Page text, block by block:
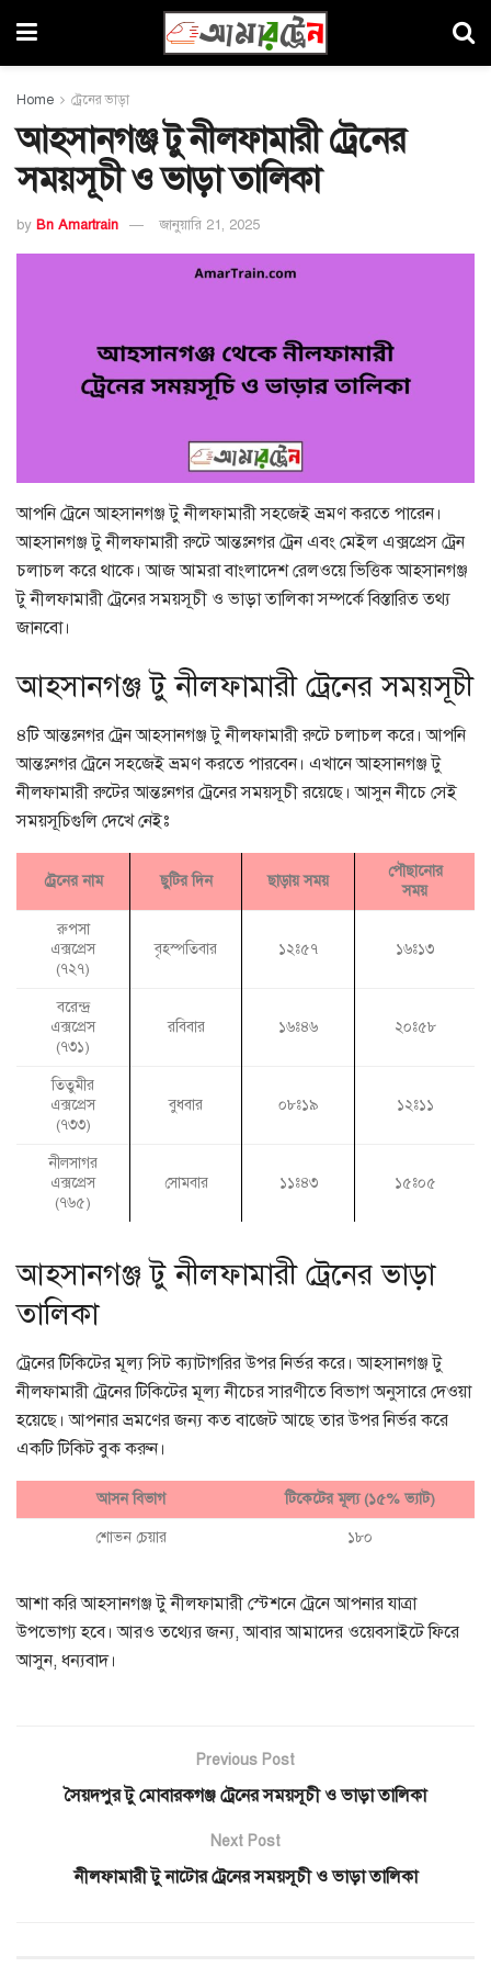
Home ট্রেনের ভাড়া
আহসানগঞ্জ টু নীলফামারী ট্রেনের
সময়সূচী ও ভাড়া তালিকা
by Bn Amartrain জানুয়ারি 21, 2025
আপনি ট্রেনে আহসানগঞ্জ টু নীলফামারী সহজেই ভ্রমণ করতে পারেন।
আহসানগঞ্জ টু নীলফামারী রুটে আন্তঃনগর ট্রেন এবং মেইল এক্সপ্রেস ট্রেন
চলাচল করে থাকে। আজ আমরা বাংলাদেশ রেলওয়ে ভিত্তিক আহসানগঞ্জ
টু নীলফামারী ট্রেনের সময়সূচী ও ভাড়া তালিকা সম্পর্কে বিস্তারিত তথ্য
জানবো।
আহসানগঞ্জ টু নীলফামারী ট্রেনের সময়সূচী
৪টি আন্তঃনগর ট্রেন আহসানগঞ্জ টু নীলফামারী রুটে চলাচল করে। আপনি
আন্তঃনগর ট্রেনে সহজেই ভ্রমণ করতে পারবেন। এখানে আহসানগঞ্জ টু
নীলফামারী রুটের আন্তঃনগর ট্রেনের সময়সূচী রয়েছে। আসুন নীচে সেই
সময়সূচিগুলি দেখে নেইঃ
ট্রেনের নাম ছুটির দিন ছাড়ায় সময়
পৌছানোর
সময়
রুপসা
এক্সপ্রেস
(৭২৭)
বৃহস্পতিবার ১২ঃ৫৭ ১৬ঃ১৩
বরেন্দ্র
এক্সপ্রেস
(৭৩১)
রবিবার ১৬ঃ৪৬ ২০ঃ৫৮
তিতুমীর
এক্সপ্রেস
(৭৩৩)
বুধবার ০৮ঃ১৯ ১২ঃ১১
নীলসাগর
এক্সপ্রেস
(৭৬৫)
সোমবার ১১ঃ৪৩ ১৫ঃ০৫
আহসানগঞ্জ টু নীলফামারী ট্রেনের ভাড়া
তালিকা
ট্রেনের টিকিটের মূল্য সিট ক্যাটাগরির উপর নির্ভর করে। আহসানগঞ্জ টু
নীলফামারী ট্রেনের টিকিটের মূল্য নীচের সারণীতে বিভাগ অনুসারে দেওয়া
হয়েছে। আপনার ভ্রমণের জন্য কত বাজেট আছে তার উপর নির্ভর করে
একটি টিকিট বুক করুন।
আসন বিভাগ টিকেটের মূল্য (১৫% ভ্যাট)
শোভন চেয়ার ১৮০
আশা করি আহসানগঞ্জ টু নীলফামারী স্টেশনে ট্রেনে আপনার যাত্রা
উপভোগ্য হবে। আরও তথ্যের জন্য, আবার আমাদের ওয়েবসাইটে ফিরে
আসুন, ধন্যবাদ।
Previous Post
সৈয়দপুর টু মোবারকগঞ্জ ট্রেনের সময়সূচী ও ভাড়া তালিকা
Next Post
নীলফামারী টু নাটোর ট্রেনের সময়সূচী ও ভাড়া তালিকা